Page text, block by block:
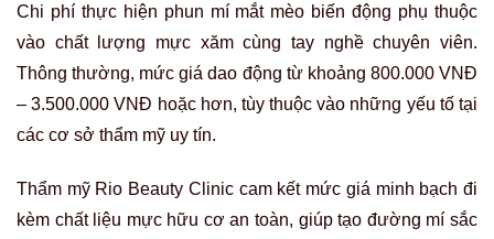
Chi phí thực hiện phun mí mắt mèo biến động phụ thuộc
vào chất lượng mực xăm cùng tay nghề chuyên viên.
Thông thường, mức giá dao động từ khoảng 800.000 VNĐ
– 3.500.000 VNĐ hoặc hơn, tùy thuộc vào những yếu tố tại
các cơ sở thẩm mỹ uy tín.
Thẩm mỹ Rio Beauty Clinic cam kết mức giá minh bạch đi
kèm chất liệu mực hữu cơ an toàn, giúp tạo đường mí sắc